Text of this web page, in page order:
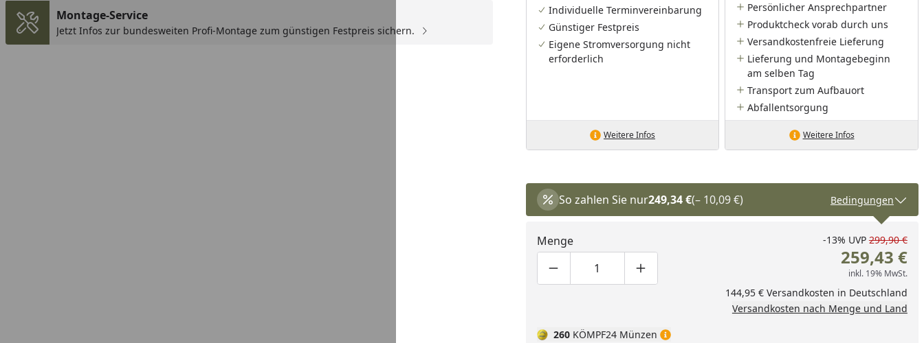
Montage-Service
Jetzt Infos zur bundesweiten Profi-Montage zum günstigen Festpreis sichern.
Individuelle Terminvereinbarung
Günstiger Festpreis
Eigene Stromversorgung nicht
erforderlich
Weitere Infos
Persönlicher Ansprechpartner
Produktcheck vorab durch uns
Versandkostenfreie Lieferung
Lieferung und Montagebeginn
am selben Tag
Transport zum Aufbauort
Abfallentsorgung
Weitere Infos
So zahlen Sie nur249,34 €(– 10,09 €) Bedingungen
Menge
Produktmenge um eins verringern
Produktmenge manuell eingeben
Produktmenge um eins erhöhen
-13% UVP 299,90 €
259,43 €
inkl. 19% MwSt.
144,95 € Versandkosten in Deutschland
Versandkosten nach Menge und Land
260 KÖMPF24 Münzen